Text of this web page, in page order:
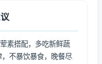
素搭配，多吃新鲜蔬
不暴饮暴食，晚餐尽